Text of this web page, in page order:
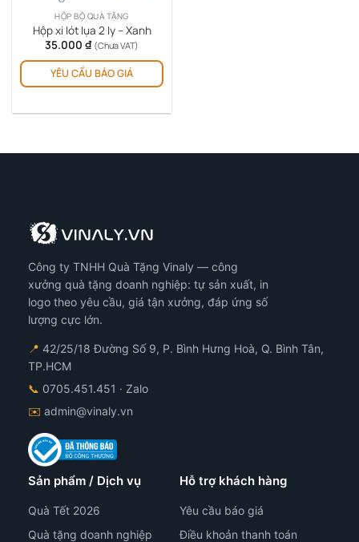
HỘP BỘ QUÀ TẶNG
Hộp xi lót lụa 2 ly – Xanh
35.000 ₫ (Chưa VAT)
YÊU CẦU BÁO GIÁ
Công ty TNHH Quà Tặng Vinaly — công
xưởng quà tặng doanh nghiệp: tự sản xuất, in
logo theo yêu cầu, giá tận xưởng, đáp ứng số
lượng cực lớn.
📍 42/25/18 Đường Số 9, P. Bình Hưng Hoà, Q. Bình Tân,
TP.HCM
📞 0705.451.451 · Zalo
✉️ admin@vinaly.vn
Sản phẩm / Dịch vụ
Quà Tết 2026
Quà tặng doanh nghiệp
Hỗ trợ khách hàng
Yêu cầu báo giá
Điều khoản thanh toán